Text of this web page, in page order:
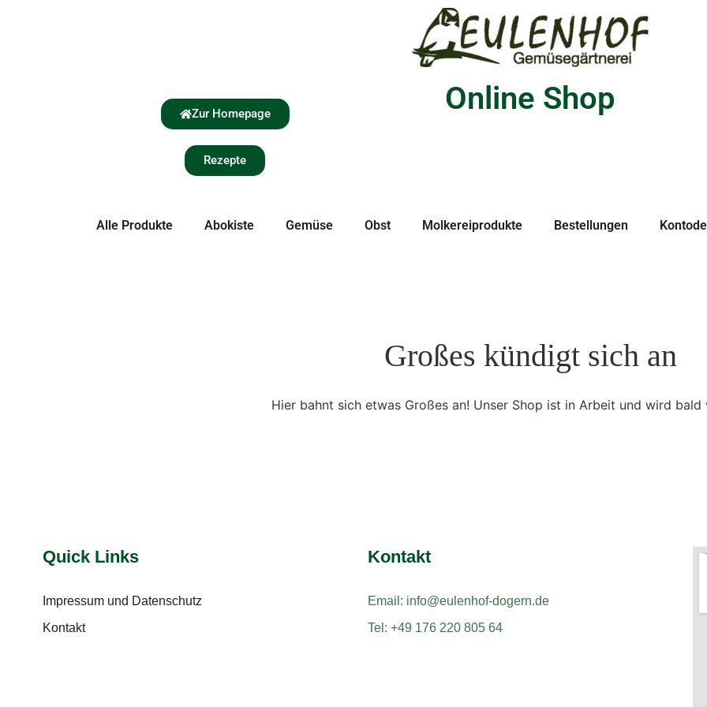
Zur Homepage
Rezepte
Online Shop
Alle Produkte Abokiste Gemüse Obst Molkereiprodukte Bestellungen
Großes kündigt sich an
Hier bahnt sich etwas Großes an! Unser Shop ist in Arbeit und wird
Quick Links
Impressum und Datenschutz
Kontakt
Kontakt
Email: info@eulenhof-dogern.de
Tel: +49 176 220 805 64